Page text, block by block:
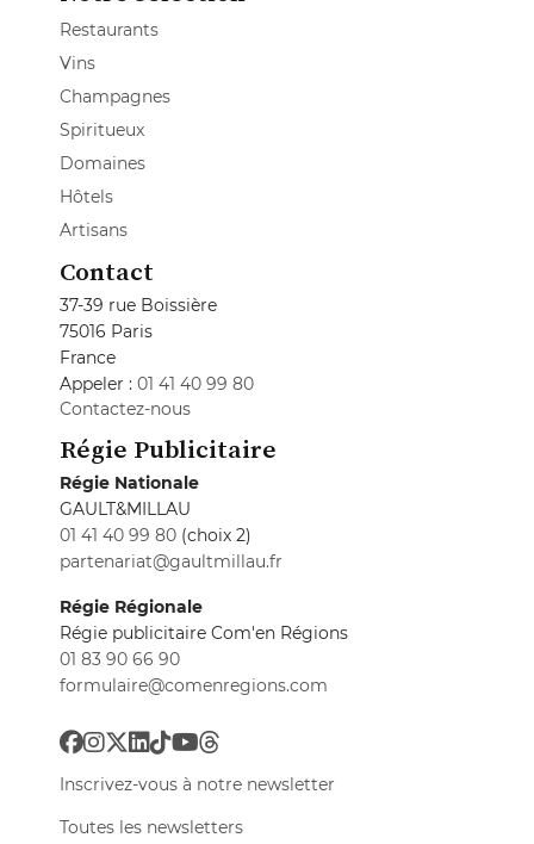
Restaurants
Vins
Champagnes
Spiritueux
Domaines
Hôtels
Artisans
Contact
37-39 rue Boissière
75016 Paris
France
Appeler : 01 41 40 99 80
Contactez-nous
Régie Publicitaire
Régie Nationale
GAULT&MILLAU
01 41 40 99 80 (choix 2)
partenariat@gaultmillau.fr
Régie Régionale
Régie publicitaire Com'en Régions
01 83 90 66 90
formulaire@comenregions.com
Inscrivez-vous à notre newsletter
Toutes les newsletters